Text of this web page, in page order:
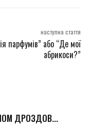
наступна стаття
парфумів” або “Де мої
абрикоси?”
ДРОЗДОВ...